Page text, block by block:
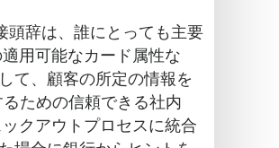
頭辞は、誰にとっても主要
用可能なカード属性な
て、顧客の所定の情報を
ための信頼できる社内
クアウトプロセスに統合